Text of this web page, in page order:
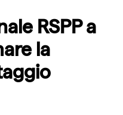
RSPP a
la